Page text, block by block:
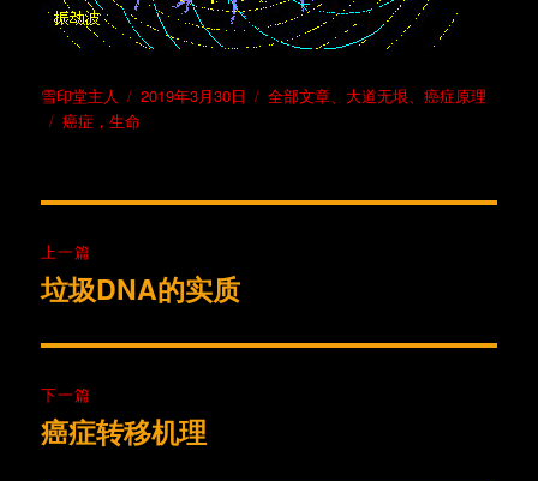
作
者
雪印堂主人
发
2019年3月30日
分
全部文章 大道无垠 、癌症原理
标
癌症，生命
章
航
上一篇
上
文
章：
垃圾DNA的实质
下一篇
下
癌症转移机理